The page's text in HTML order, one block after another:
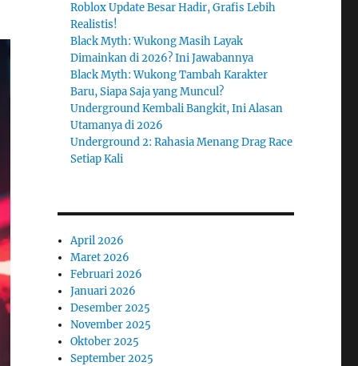
Roblox Update Besar Hadir, Grafis Lebih
Realistis!
Black Myth: Wukong Masih Layak
Dimainkan di 2026? Ini Jawabannya
Black Myth: Wukong Tambah Karakter
Baru, Siapa Saja yang Muncul?
Underground Kembali Bangkit, Ini Alasan
Utamanya di 2026
Underground 2: Rahasia Menang Drag Race
Setiap Kali
April 2026
Maret 2026
Februari 2026
Januari 2026
Desember 2025
November 2025
Oktober 2025
September 2025